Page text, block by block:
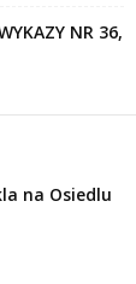
NR 36,
na Osiedlu